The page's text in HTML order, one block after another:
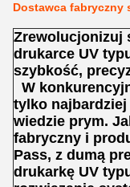
Dostawca fabryczny
Zrewolucjonizuj
drukarce UV
szybkość,
W
tylko
wiedzie prym.
fabryczny i
Pass, z dumą
drukarkę UV